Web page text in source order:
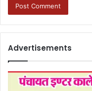
Advertisements